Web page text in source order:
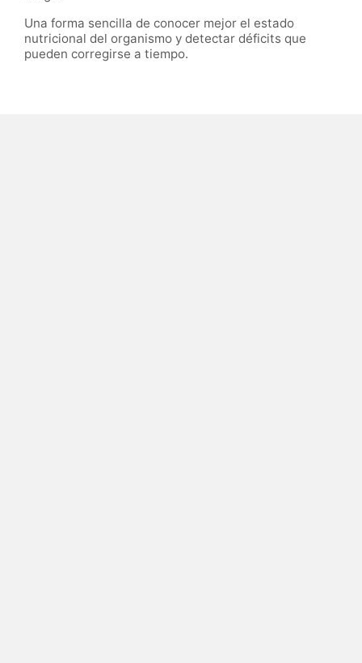
Una forma sencilla de conocer mejor el estado
nutricional del organismo y detectar déficits que
pueden corregirse a tiempo.